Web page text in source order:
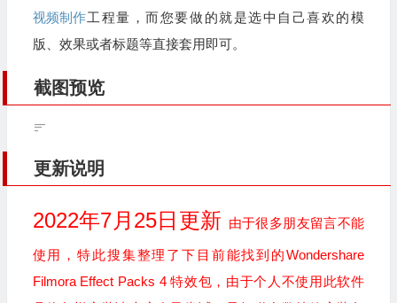
视频制作工程量，而您要做的就是选中自己喜欢的模
版、效果或者标题等直接套用即可。
截图预览
更新说明
2022年7月25日更新 由于很多朋友留言不能
使用，特此搜集整理了下目前能找到的Wondershare
Filmora Effect Packs 4 特效包，由于个人不使用此软件